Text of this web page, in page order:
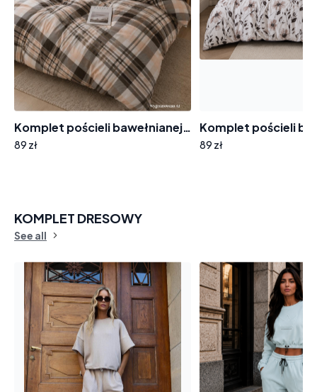
Komplet pościeli bawełnianej B333 kratka
89 zł 89 zł
KOMPLET DRESOWY
See all